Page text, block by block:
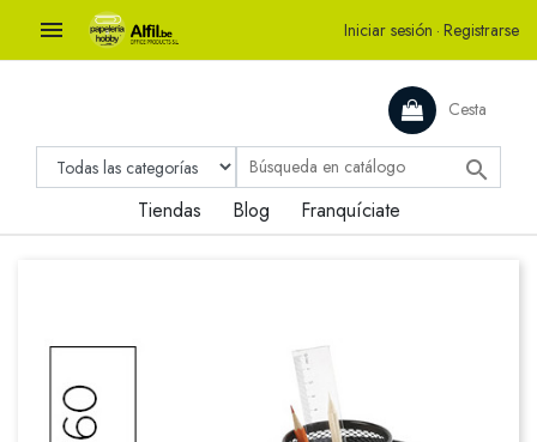
 Iniciar sesión · Registrarse
Cesta

Tiendas Blog Franquíciate